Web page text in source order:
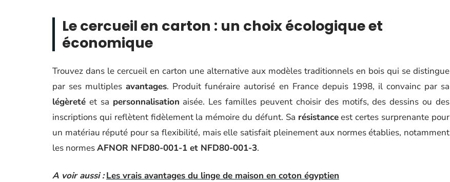
Le cercueil en carton : un choix écologique et
économique
Trouvez dans le cercueil en carton une alternative aux modèles traditionnels en bois qui se distingue
par ses multiplesavantages. Produit funéraire autorisé en France depuis 1998, il convainc par sa
légèreté et sa personnalisation aisée. Les familles peuvent choisir des motifs, des dessins ou des
inscriptions qui reflètent fidèlement la mémoire du défunt. Sa résistanceest certes surprenante pour
un matériau réputé pour sa flexibilité, mais elle satisfait pleinement aux normes établies, notamment
les normesAFNOR NFD80-001-1 et NFD80-001-3.
A voir aussi : Les vrais avantages du linge de maison en coton égyptien